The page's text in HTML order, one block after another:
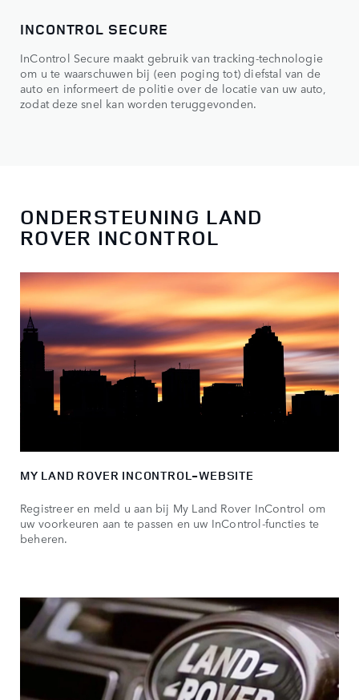
INCONTROL SECURE
InControl Secure maakt gebruik van tracking-technologie
om u te waarschuwen bij (een poging tot) diefstal van de
auto en informeert de politie over de locatie van uw auto,
zodat deze snel kan worden teruggevonden.
ONDERSTEUNING LAND
ROVER INCONTROL
MY LAND ROVER INCONTROL-WEBSITE
Registreer en meld u aan bij My Land Rover InControl om
uw voorkeuren aan te passen en uw InControl-functies te
beheren.